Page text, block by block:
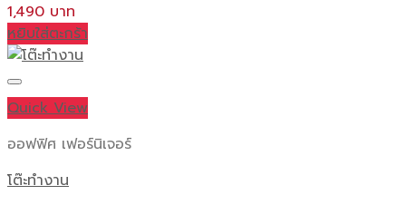
1,490
หยิบใส่ตะกร้า
Quick View
ออฟฟิศ เฟอร์นิเจอร์
โต๊ะทำงาน